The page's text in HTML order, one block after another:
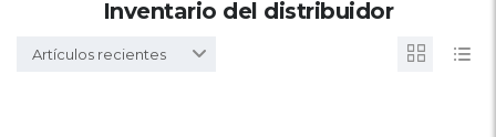
Inventario del distribuidor
Artículos recientes